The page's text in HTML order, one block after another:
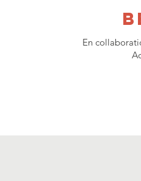
En